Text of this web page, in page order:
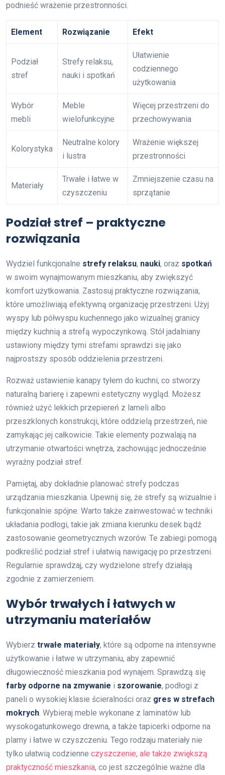
podnieść wrażenie przestronności.
Element Rozwiązanie Efekt
Podział
stref
Strefy relaksu,
nauki i spotkań
Ułatwienie
codziennego
użytkowania
Wybór
mebli
Meble
wielofunkcyjne
Więcej przestrzeni do
przechowywania
Kolorystyka
Neutralne kolory
i lustra
Wrażenie większej
przestronności
Materiały
Trwałe i łatwe w
czyszczeniu
Zmniejszenie czasu na
sprzątanie
Podział stref – praktyczne
rozwiązania
Wydziel funkcjonalne strefy relaksu, nauki, oraz spotkań
w swoim wynajmowanym mieszkaniu, aby zwiększyć
komfort użytkowania. Zastosuj praktyczne rozwiązania,
które umożliwiają efektywną organizację przestrzeni. Użyj
wyspy lub półwyspu kuchennego jako wizualnej granicy
między kuchnią a strefą wypoczynkową. Stół jadalniany
ustawiony między tymi strefami sprawdzi się jako
najprostszy sposób oddzielenia przestrzeni.
Rozważ ustawienie kanapy tyłem do kuchni, co stworzy
naturalną barierę i zapewni estetyczny wygląd. Możesz
również użyć lekkich przepiereń z lameli albo
przeszklonych konstrukcji, które oddzielą przestrzeń, nie
zamykając jej całkowicie. Takie elementy pozwalają na
utrzymanie otwartości wnętrza, zachowując jednocześnie
wyraźny podział stref.
Pamiętaj, aby dokładnie planować strefy podczas
urządzania mieszkania. Upewnij się, że strefy są wizualnie i
funkcjonalnie spójne. Warto także zainwestować w techniki
układania podłogi, takie jak zmiana kierunku desek bądź
zastosowanie geometrycznych wzorów. Te zabiegi pomogą
podkreślić podział stref i ułatwią nawigację po przestrzeni.
Regularnie sprawdzaj, czy wydzielone strefy działają
zgodnie z zamierzeniem.
Wybór trwałych i łatwych w
utrzymaniu materiałów
Wybierz trwałe materiały, które są odporne na intensywne
użytkowanie i łatwe w utrzymaniu, aby zapewnić
długowieczność mieszkania pod wynajem. Sprawdzą się
farby odporne na zmywanie i szorowanie, podłogi z
paneli o wysokiej klasie ścieralności oraz gres w strefach
mokrych. Wybieraj meble wykonane z laminatów lub
wysokogatunkowego drewna, a także tapicerki odporne na
plamy i łatwe w czyszczeniu. Tego rodzaju materiały nie
tylko ułatwią codzienne czyszczenie, ale także zwiększą
praktyczność mieszkania, co jest szczególnie ważne dla